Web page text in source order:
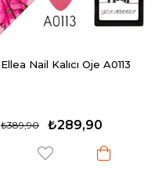
Ellea Nail Kalıcı Oje A0113
₺289,90
₺389,90